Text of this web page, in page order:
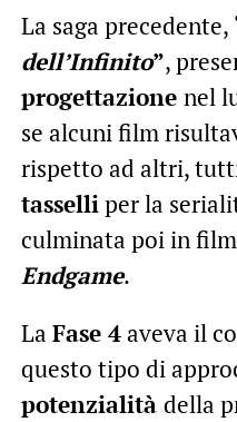
La saga precedente,
dell’Infinito”,
progettazione nel
se alcuni film
rispetto ad altri,
tasselli per la
culminata poi in
Endgame.
La Fase 4aveva il
questo tipo di
potenzialità della